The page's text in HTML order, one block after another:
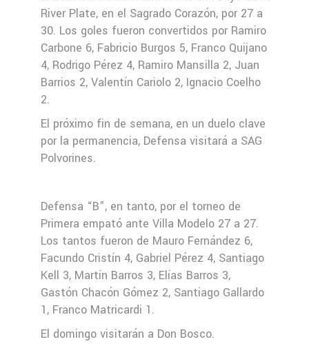
River Plate, en el Sagrado Corazón, por 27 a
30. Los goles fueron convertidos por Ramiro
Carbone 6, Fabricio Burgos 5, Franco Quijano
4, Rodrigo Pérez 4, Ramiro Mansilla 2, Juan
Barrios 2, Valentín Cariolo 2, Ignacio Coelho
2.
El próximo fin de semana, en un duelo clave
por la permanencia, Defensa visitará a SAG
Polvorines.
Defensa “B”, en tanto, por el torneo de
Primera empató ante Villa Modelo 27 a 27.
Los tantos fueron de Mauro Fernández 6,
Facundo Cristín 4, Gabriel Pérez 4, Santiago
Kell 3, Martín Barros 3, Elías Barros 3,
Gastón Chacón Gómez 2, Santiago Gallardo
1, Franco Matricardi 1.
El domingo visitarán a Don Bosco.